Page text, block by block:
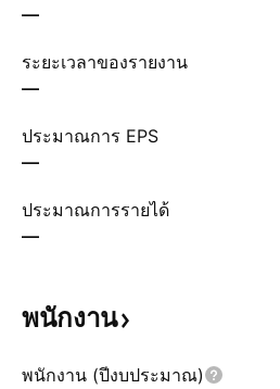
—
ระยะเวลาของรายงาน
—
ประมาณการ EPS
—
ประมาณการรายได้
—
พนักงาน
พนักงาน (ปีงบประมาณ)